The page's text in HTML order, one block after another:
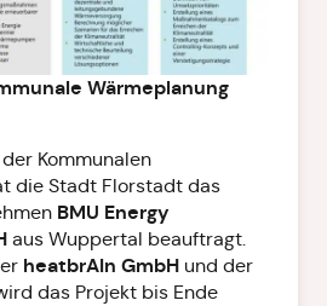
Wärmeplanung
Kommunalen
die Stadt Florstadt das
BMU Energy
aus Wuppertal beauftragt.
heatbrAIn GmbH und der
das Projekt bis Ende